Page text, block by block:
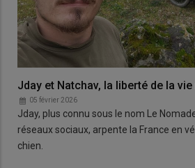
Jday et Natchav, la liberté de la
05 février 2026
Jday, plus connu sous le nom Le
réseaux sociaux, arpente la France en
chien.